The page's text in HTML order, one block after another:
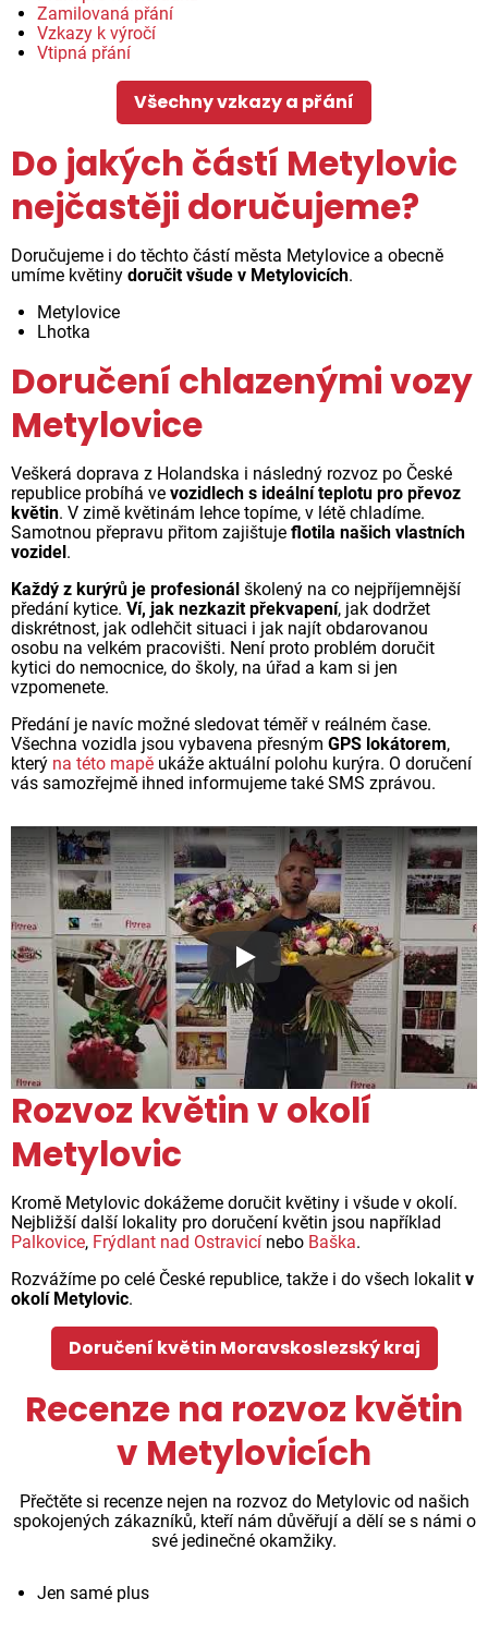
Zamilovaná přání
Vzkazy k výročí
Vtipná přání
Všechny vzkazy a přání
Do jakých částí Metylovic
nejčastěji doručujeme?
Doručujeme i do těchto částí města Metylovice a obecně
umíme květiny doručit všude v Metylovicích.
Metylovice
Lhotka
Doručení chlazenými vozy
Metylovice
Veškerá doprava z Holandska i následný rozvoz po České
republice probíhá ve vozidlech s ideální teplotu pro převoz
květin. V zimě květinám lehce topíme, v létě chladíme.
Samotnou přepravu přitom zajištuje flotila našich vlastních
vozidel.
Každý z kurýrů je profesionál školený na co nejpříjemnější
předání kytice. Ví, jak nezkazit překvapení, jak dodržet
diskrétnost, jak odlehčit situaci i jak najít obdarovanou
osobu na velkém pracovišti. Není proto problém doručit
kytici do nemocnice, do školy, na úřad a kam si jen
vzpomenete.
Předání je navíc možné sledovat téměř v reálném čase.
Všechna vozidla jsou vybavena přesným GPS lokátorem,
který na této mapě ukáže aktuální polohu kurýra. O doručení
vás samozřejmě ihned informujeme také SMS zprávou.
Proč jsou květiny z Florea
Rozvoz květin v okolí
Metylovic
Kromě Metylovic dokážeme doručit květiny i všude v okolí.
Nejbližší další lokality pro doručení květin jsou například
Palkovice, Frýdlant nad Ostravicí nebo Baška.
Rozvážíme po celé České republice, takže i do všech lokalit v
okolí Metylovic.
Doručení květin Moravskoslezský kraj
Recenze na rozvoz květin
v Metylovicích
Přečtěte si recenze nejen na rozvoz do Metylovic od našich
spokojených zákazníků, kteří nám důvěřují a dělí se s námi o
své jedinečné okamžiky.
Jen samé plus